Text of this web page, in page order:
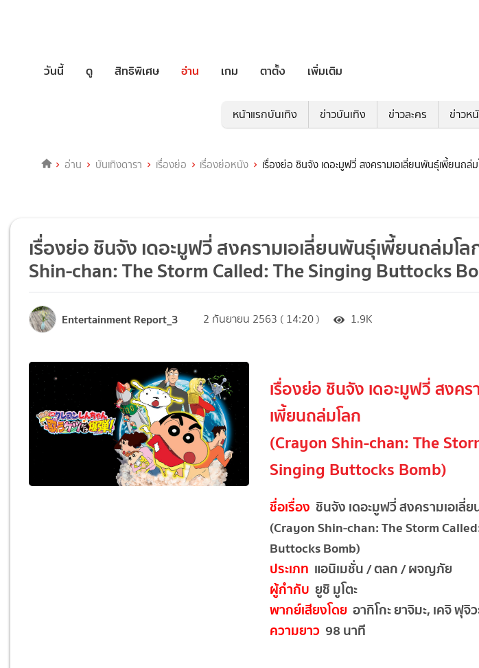
วันนี้ ดู สิทธิพิเศษ อ่าน เกม ตาตั้ง เพิ่มเติม
หน้าแรกบันเทิง ข่าวบันเทิง ข่าวละคร ข่าวห
อ่าน บันเทิงดารา เรื่องย่อ เรื่องย่อหนัง เรื่องย่อ ชินจัง เดอะมูฟวี่ สงครามเอเลี่ยนพันธุ์เพี้ยนถล่
เรื่องย่อ ชินจัง เดอะมูฟวี่ สงครามเอเลี่ยนพันธุ์เพี้ยนถล่มโล
Shin-chan: The Storm Called: The Singing Buttocks
Entertainment Report_3 2 กันยายน 2563 ( 14:20 ) 1.9K
เรื่องย่อ ชินจัง เดอะมูฟวี่ สงค
เพี้ยนถล่มโลก
(Crayon Shin-chan: The
Singing Buttocks Bomb)
ชื่อเรื่อง ชินจัง เดอะมูฟวี่ สงครามเอเลี่
(Crayon Shin-chan: The Storm
Buttocks Bomb)
ประเภท แอนิเมชั่น / ตลก / ผจญภัย
ผู้กำกับ ยูชิ มูโตะ
พากย์เสียงโดย อากิโกะ ยาจิมะ, เคจิ ฟุจิ
ความยาว98 นาที